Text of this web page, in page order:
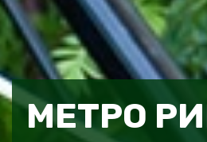
МЕТРО